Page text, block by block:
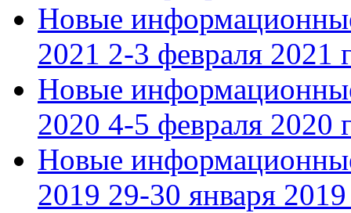
Новые
2021 2-3 февраля 2021
Новые
2020 4-5 февраля 2020
Новые
2019 29-30 января 2019